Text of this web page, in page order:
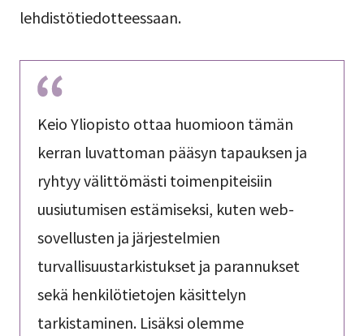
lehdistötiedotteessaan.
Keio Yliopisto ottaa huomioon tämän
kerran luvattoman pääsyn tapauksen ja
ryhtyy välittömästi toimenpiteisiin
uusiutumisen estämiseksi, kuten web-
sovellusten ja järjestelmien
turvallisuustarkistukset ja parannukset
sekä henkilötietojen käsittelyn
tarkistaminen. Lisäksi olemme